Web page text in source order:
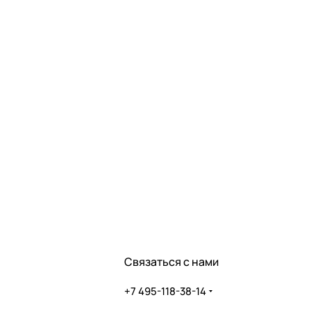
Связаться с нами
+7 495-118-38-14